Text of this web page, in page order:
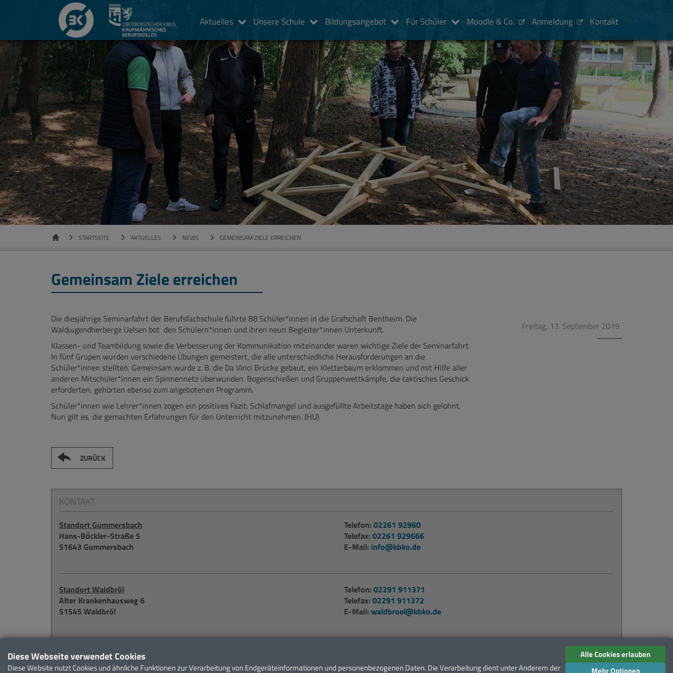
Diese Webseite verwendet Cookies
Diese Website nutzt Cookies und ähnliche Funktionen zur Verarbeitung von Endgeräteinformationen und personenbezogenen Daten. Die Verarbeitung dient unter Anderem der
Alle Cookies erlauben
Aktuelles Unsere Schule Bildungsangebot Für Schüler Moodle & Co. Anmeldung Kontakt
STARTSEITE AKTUELLES NEWS GEMEINSAM ZIELE ERREICHEN
Gemeinsam Ziele erreichen
Die diesjährige Seminarfahrt der Berufsfachschule führte 88 Schüler*innen in die Grafschaft Bentheim. Die
Waldjugendherberge Uelsen bot den Schülern*innen und ihren neun Begleiter*innen Unterkunft.
Klassen- und Teambildung sowie die Verbesserung der Kommunikation miteinander waren wichtige Ziele der Seminarfahrt.
In fünf Grupen wurden verschiedene Übungen gemeistert, die alle unterschiedliche Herausforderungen an die
Schüler*innen stellten. Gemeinsam wurde z. B. die Da Vinci Brücke gebaut, ein Kletterbaum erklommen und mit Hilfe aller
anderen Mitschüler*innen ein Spinnennetz überwunden. Bogenschießen und Gruppenwettkämpfe, die taktisches Geschick
erforderten, gehörten ebenso zum angebotenen Programm.
Schüler*innen wie Lehrer*innen zogen ein positives Fazit: Schlafmangel und ausgefüllte Arbeitstage haben sich gelohnt.
Nun gilt es, die gemachten Erfahrungen für den Unterricht mitzunehmen. (HU)
ZURÜCK
Freitag, 13. September 2019
KONTAKT
Standort Gummersbach
Hans-Böckler-Straße 5
51643 Gummersbach
Telefon: 02261 92960
Telefax: 02261 929666
E-Mail: info@kbko.de
Standort Waldbröl
Alter Krankenhausweg 6
51545 Waldbröl
Telefon: 02291 911371
Telefax: 02291 911372
E-Mail: waldbroel@kbko.de